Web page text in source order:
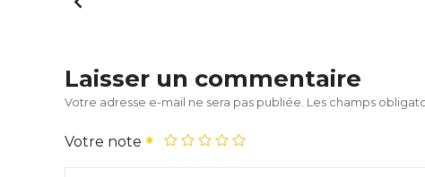
Laisser un commentaire
Votre adresse e-mail ne sera pas publiée. Les champs
Votre note